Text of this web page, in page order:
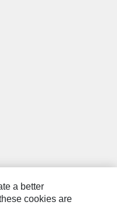
a better
cookies are